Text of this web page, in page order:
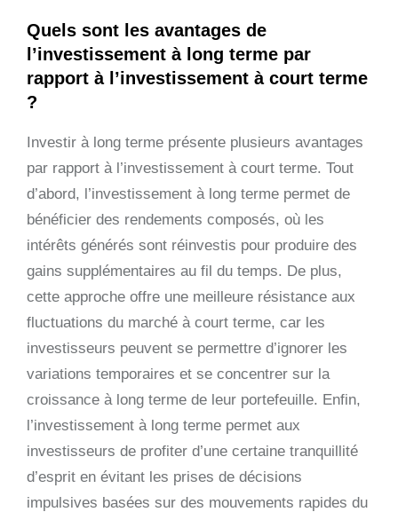
Quels sont les avantages de
l’investissement à long terme par
rapport à l’investissement à court terme
?
Investir à long terme présente plusieurs avantages
par rapport à l’investissement à court terme. Tout
d’abord, l’investissement à long terme permet de
bénéficier des rendements composés, où les
intérêts générés sont réinvestis pour produire des
gains supplémentaires au fil du temps. De plus,
cette approche offre une meilleure résistance aux
fluctuations du marché à court terme, car les
investisseurs peuvent se permettre d’ignorer les
variations temporaires et se concentrer sur la
croissance à long terme de leur portefeuille. Enfin,
l’investissement à long terme permet aux
investisseurs de profiter d’une certaine tranquillité
d’esprit en évitant les prises de décisions
impulsives basées sur des mouvements rapides du